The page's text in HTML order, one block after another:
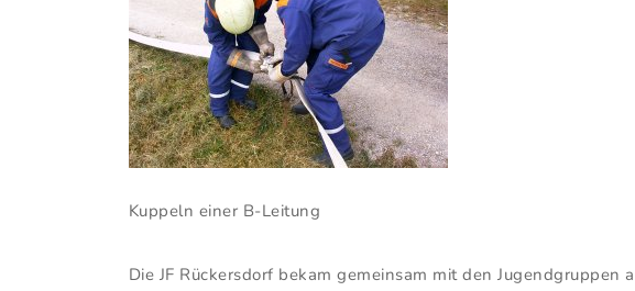
Kuppeln einer B-Leitung
Die JF Rückersdorf bekam gemeinsam mit den